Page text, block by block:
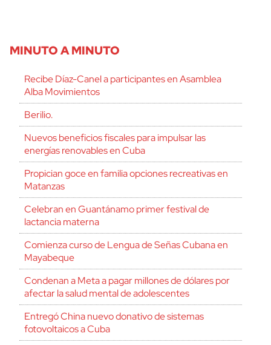
MINUTO A MINUTO
Recibe Díaz-Canel a participantes en Asamblea
Alba Movimientos
Berilio.
Nuevos beneficios fiscales para impulsar las
energías renovables en Cuba
Propician goce en familia opciones recreativas en
Matanzas
Celebran en Guantánamo primer festival de
lactancia materna
Comienza curso de Lengua de Señas Cubana en
Mayabeque
Condenan a Meta a pagar millones de dólares por
afectar la salud mental de adolescentes
Entregó China nuevo donativo de sistemas
fotovoltaicos a Cuba